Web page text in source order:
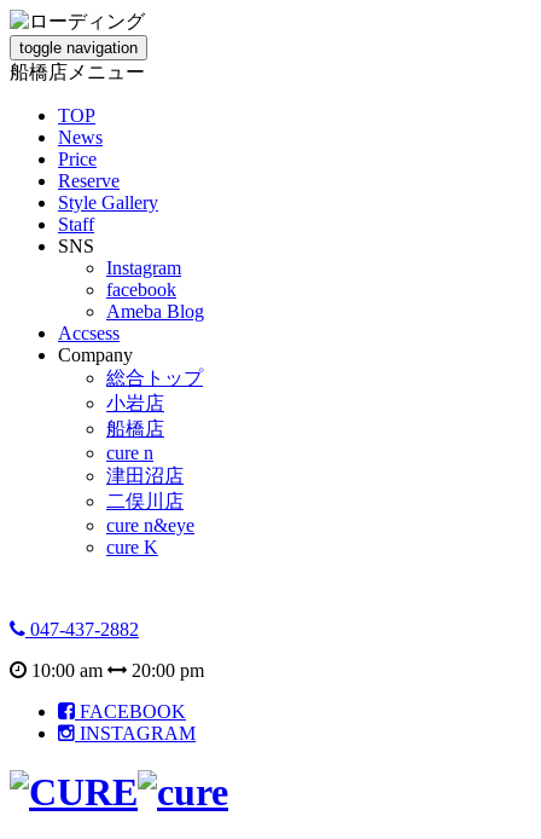
toggle navigation
船橋店メニュー
TOP
News
Price
Reserve
Style Gallery
Staff
SNS
Instagram
facebook
Ameba Blog
Accsess
Company
総合トップ
小岩店
船橋店
cure n
津田沼店
二俣川店
cure n&eye
cure K
047-437-2882
10:00 am
20:00 pm
FACEBOOK
INSTAGRAM